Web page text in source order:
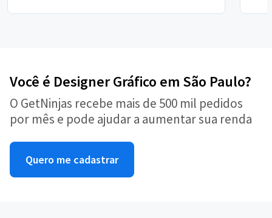
Você é Designer Gráfico em São Paulo?
O GetNinjas recebe mais de 500 mil pedidos
por mês e pode ajudar a aumentar sua renda
Quero me cadastrar